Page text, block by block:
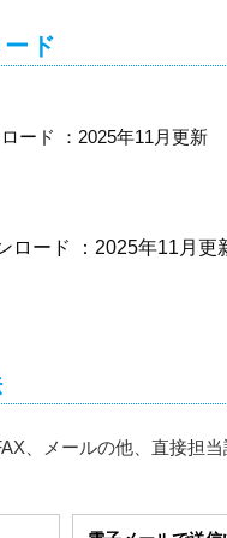
ド
ード ：2025年11月更新
ロード ：2025年11月更
、メールの他、直接担